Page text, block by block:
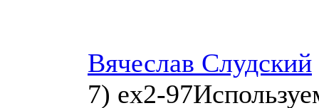
Вячеслав Слудский
7) ex2-